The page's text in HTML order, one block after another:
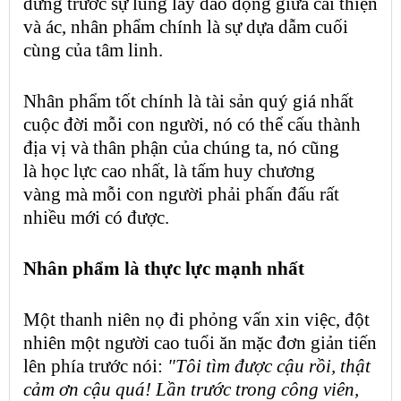
và ác, nhân phẩm chính là sự dựa dẫm cuối
cùng của tâm linh.
Nhân phẩm tốt chính là tài sản quý giá nhất
cuộc đời mỗi con người, nó có thể cấu thành
địa vị và thân phận của chúng ta, nó cũng
là học lực cao nhất, là tấm huy chương
vàng mà mỗi con người phải phấn đấu rất
nhiều mới có được.
Nhân phẩm là thực lực mạnh nhất
Một thanh niên nọ đi phỏng vấn xin việc, đột
nhiên một người cao tuổi ăn mặc đơn giản tiến
lên phía trước nói: "Tôi tìm được cậu rồi, thật
cảm ơn cậu quá! Lần trước trong công viên,